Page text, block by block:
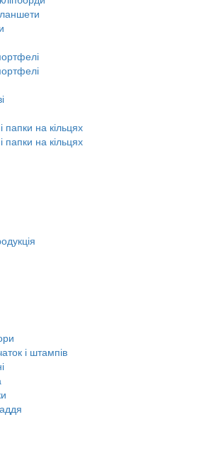
папки на кільцях
папки на кільцях
і штампів